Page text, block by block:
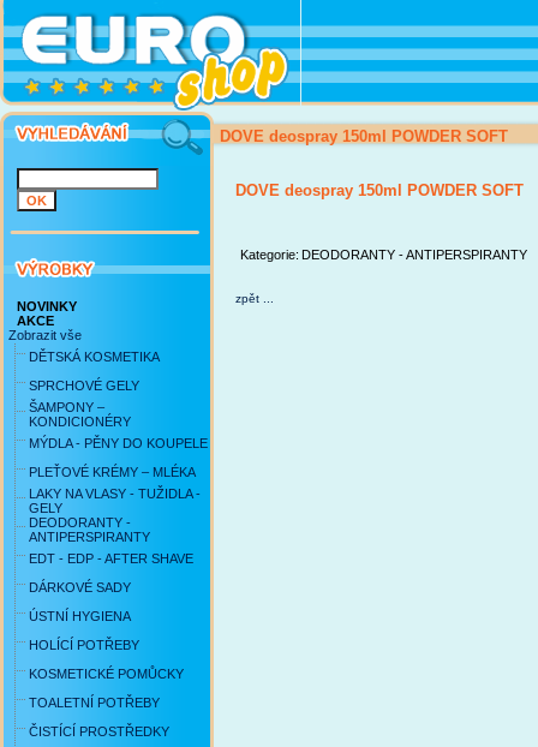
NOVINKY
AKCE
Zobrazit vše
DĚTSKÁ KOSMETIKA
SPRCHOVÉ GELY
ŠAMPONY –
KONDICIONÉRY
MÝDLA - PĚNY DO KOUPELE
PLEŤOVÉ KRÉMY – MLÉKA
LAKY NA VLASY - TUŽIDLA -
GELY
DEODORANTY -
ANTIPERSPIRANTY
EDT - EDP - AFTER SHAVE
DÁRKOVÉ SADY
ÚSTNÍ HYGIENA
HOLÍCÍ POTŘEBY
KOSMETICKÉ POMŮCKY
TOALETNÍ POTŘEBY
ČISTÍCÍ PROSTŘEDKY
DOVE deospray 150ml POWDER SOFT
DOVE deospray 150ml POWDER SOFT
Kategorie: DEODORANTY - ANTIPERSPIRANTY
zpět ...